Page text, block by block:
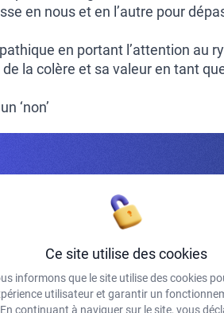
en nous et en l’autre pour
en portant l’attention au
la colère et sa valeur en tant
‘non’
J'accepte de recevoir vos e-mails et
connaissance de votre politique de
mentions légales.
Ce site utilise des cookies
informons que le site utilise des cookies
utilisateur et garantir un
continuant à naviguer sur le site, vous